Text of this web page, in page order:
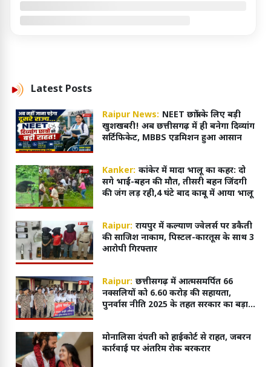
Latest Posts
Raipur News: NEET छात्रों के लिए बड़ी
खुशखबरी! अब छत्तीसगढ़ में ही बनेगा दिव्यांग
सर्टिफिकेट, MBBS एडमिशन हुआ आसान
Kanker: कांकेर में मादा भालू का कहर: दो
सगे भाई-बहन की मौत, तीसरी बहन जिंदगी
की जंग लड़ रही,4 घंटे बाद काबू में आया भालू
Raipur: रायपुर में कल्याण ज्वेलर्स पर डकैती
की साजिश नाकाम, पिस्टल-कारतूस के साथ 3
आरोपी गिरफ्तार
Raipur: छत्तीसगढ़ में आत्मसमर्पित 66
नक्सलियों को 6.60 करोड़ की सहायता,
पुनर्वास नीति 2025 के तहत सरकार का बड़ा
मोनालिसा दंपती को हाईकोर्ट से राहत, जबरन
कार्रवाई पर अंतरिम रोक बरकरार